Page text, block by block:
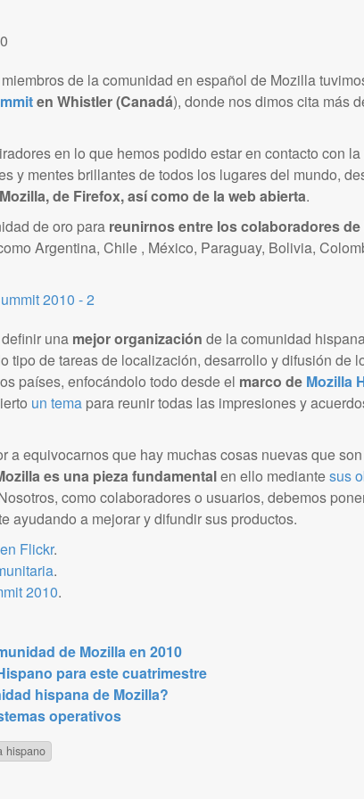
de la comunidad en español de Mozilla
en Whistler (Canadá), donde nos dimos cita más
en lo que hemos podido estar en contacto con
y mentes brillantes de todos los lugares del mundo,
de Firefox, así como de la web abierta.
de oro para reunirnos entre los colaboradores
Argentina, Chile , México, Paraguay, Bolivia,
una mejor organización de la comunidad
tipo de tareas de localización, desarrollo y difusión de
países, enfocándolo todo desde el marco de Mozilla
un tema para reunir todas las impresiones y
a equivocarnos que hay muchas cosas nuevas que
es una pieza fundamentalen ello mediantesus
como colaboradores o usuarios, debemos
ayudando a mejorar y difundir sus productos.
Flickr.
.
2010.
de Mozilla en 2010
para este cuatrimestre
hispana de Mozilla?
operativos
hispano